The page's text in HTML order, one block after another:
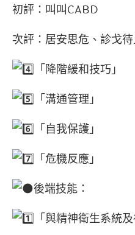
初評：叫叫CABD
次評：居安思危、診戈
「降階緩和技巧」
「溝通管理」
「自我保護」
「危機反應」
後端技能：
「與精神衛生系統